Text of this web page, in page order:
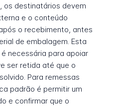
os destinatários devem
e o conteúdo
o recebimento, antes
de embalagem. Esta
necessária para apoiar
ser retida até que o
Para remessas
padrão é permitir um
e confirmar que o